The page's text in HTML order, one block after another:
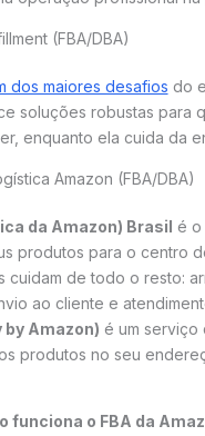
(FBA/DBA)
dos maiores desafios do
soluções robustas para
enquanto ela cuida da
Amazon (FBA/DBA)
da Amazon) Brasil é o
produtos para o centro
cuidam de todo o resto:
ao cliente e
by Amazon) é um serviço
produtos no seu
funciona o FBA da